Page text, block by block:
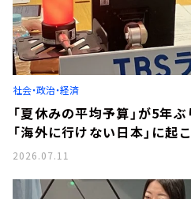
社会・政治・経済
「夏休みの平均予算」が5年
「海外に行けない日本」に起
2026.07.11